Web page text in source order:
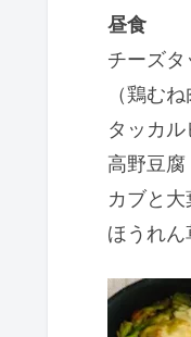
昼食
チーズ
（鶏む
タッカル
高野豆腐
カブと
ほうれん